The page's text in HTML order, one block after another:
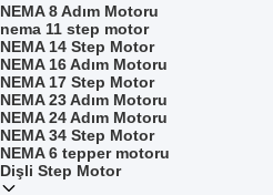
NEMA 8 Adım Motoru
nema 11 step motor
NEMA 14 Step Motor
NEMA 16 Adım Motoru
NEMA 17 Step Motor
NEMA 23 Adım Motoru
NEMA 24 Adım Motoru
NEMA 34 Step Motor
NEMA 6 tepper motoru
Dişli Step Motor